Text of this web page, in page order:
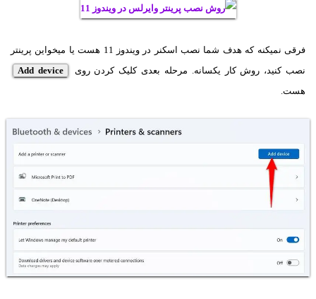
فرقی نمیکنه که هدف شما نصب اسکنر در ویندوز 11 هست یا میخواین پرینتر
نصب کنید، روش کار یکسانه. مرحله بعدی کلیک کردن روی
Add device
هست.